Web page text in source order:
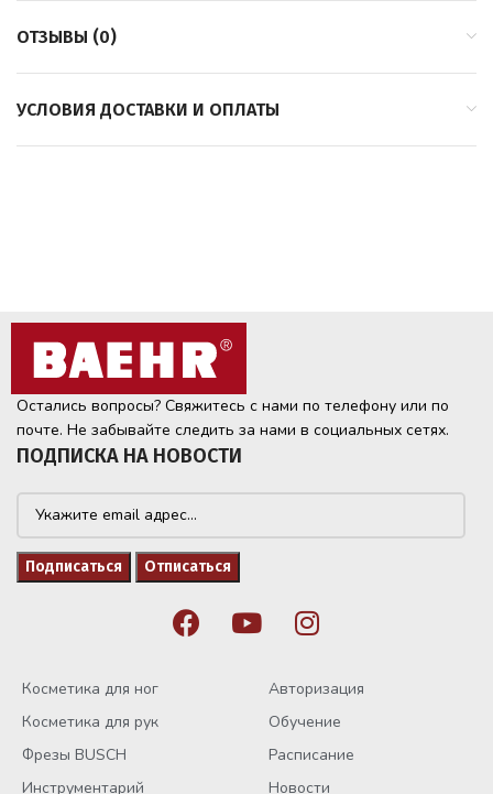
ОТЗЫВЫ (0)
УСЛОВИЯ ДОСТАВКИ И ОПЛАТЫ
Остались вопросы? Свяжитесь с нами по телефону или по
почте. Не забывайте следить за нами в социальных сетях.
ПОДПИСКА НА НОВОСТИ
Косметика для ног
Косметика для рук
Фрезы BUSCH
Инструментарий
Авторизация
Обучение
Расписание
Новости